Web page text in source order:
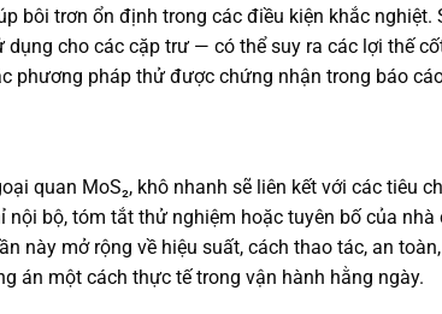
bôi trơn ổn định trong các điều kiện khắc nghiệt.
cho các cặp trư — có thể suy ra các lợi thế
phương pháp thử được chứng nhận trong báo
quan MoS₂, khô nhanh sẽ liên kết với các tiêu
bộ, tóm tắt thử nghiệm hoặc tuyên bố của nhà
này mở rộng về hiệu suất, cách thao tác, an
án một cách thực tế trong vận hành hằng ngày.